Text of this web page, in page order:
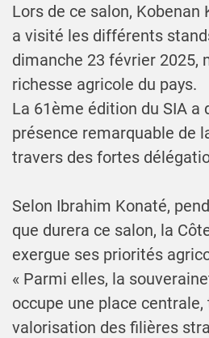
Lors de ce salon, Kobenan
a visité les différents
dimanche 23 février 2025,
richesse agricole du pays.
La 61ème édition du SIA a
présence remarquable de
travers des fortes
Selon Ibrahim Konaté,
que durera ce salon, la
exergue ses priorités
« Parmi elles, la
occupe une place
valorisation des filières